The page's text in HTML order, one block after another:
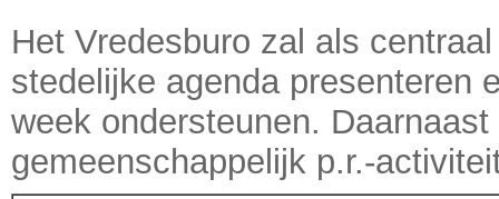
Het Vredesburo zal als
stedelijke agenda presenteren
week ondersteunen.
gemeenschappelijk p.r.-